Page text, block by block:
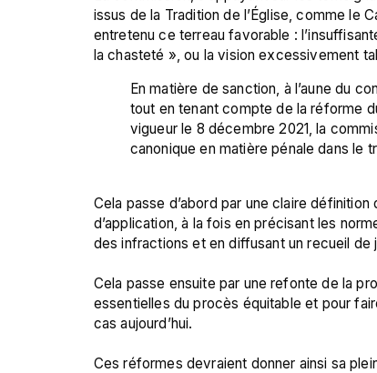
issus de la Tradition de l’Église, comme le
entretenu ce terreau favorable :
En matière de sanction, à l’aune du
tout en tenant compte de la réforme
vigueur le 8 décembre 2021, la
canonique en matière pénale dans le
Cela passe d’abord par une claire
d’application, à la fois en précisant les
des infractions et en diffusant un recueil
Cela passe ensuite par une refonte de la
essentielles du procès équitable et pour
cas aujourd’hui.
Ces réformes devraient donner ainsi sa